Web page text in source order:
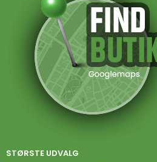
STØRSTE UDVALG